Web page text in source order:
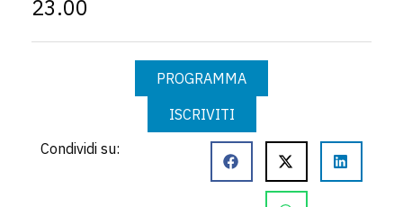
23.00
PROGRAMMA
ISCRIVITI
Condividi su: